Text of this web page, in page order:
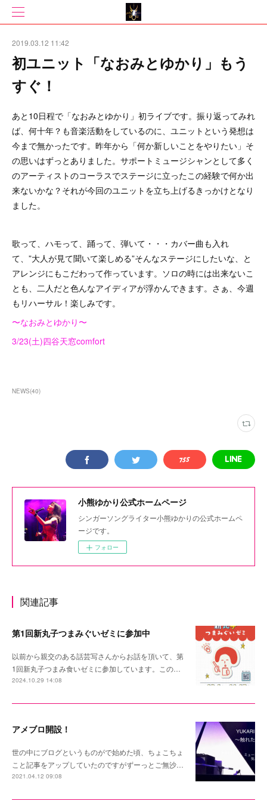
2019.03.12 11:42
初ユニット「なおみとゆかり」もう
すぐ！
あと10日程で「なおみとゆかり」初ライブです。振り返ってみれ
ば、何十年？も音楽活動をしているのに、ユニットという発想は
今まで無かったです。昨年から「何か新しいことをやりたい」そ
の思いはずっとありました。サポートミュージシャンとして多く
のアーティストのコーラスでステージに立ったこの経験で何か出
来ないかな？それが今回のユニットを立ち上げるきっかけとなり
ました。
歌って、ハモって、踊って、弾いて・・・カバー曲も入れ
て、”大人が見て聞いて楽しめる”そんなステージにしたいな、と
アレンジにもこだわって作っています。ソロの時には出来ないこ
とも、二人だと色んなアイディアが浮かんできます。さぁ、今週
もリハーサル！楽しみです。
〜なおみとゆかり〜
3/23(土)四谷天窓comfort
NEWS(40)
小熊ゆかり公式ホームページ
シンガーソングライター小熊ゆかりの公式ホームペ
ージです。
フォロー
関連記事
第1回新丸子つまみぐいゼミに参加中
以前から親交のある話芸写さんからお話を頂いて、第
1回新丸子つまみ食いゼミに参加しています。この…
2024.10.29 14:08
アメブロ開設！
世の中にブログというものがで始めた頃、ちょこちょ
こと記事をアップしていたのですがずーっとご無沙…
2021.04.12 09:08